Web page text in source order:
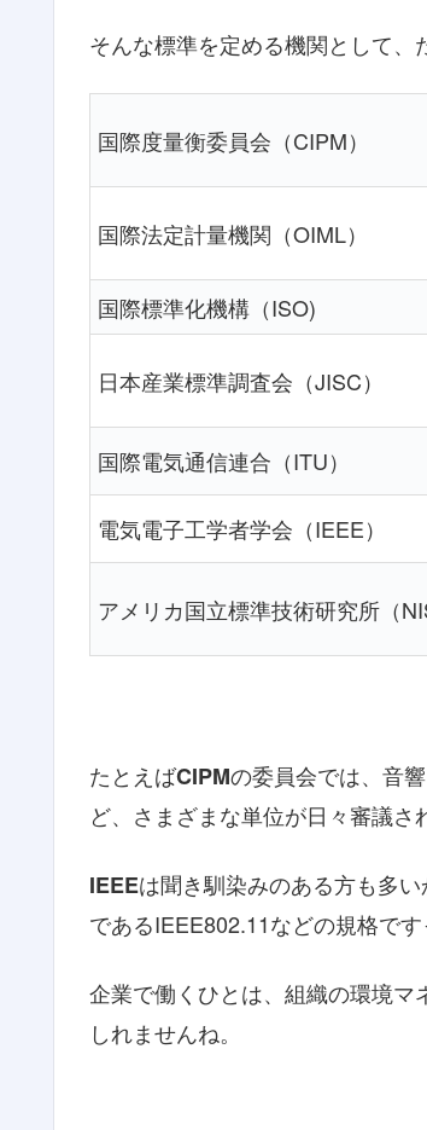
そんな標準を定める機関として、
国際度量衡委員会（CIPM）
国際法定計量機関（OIML）
国際標準化機構（ISO)
日本産業標準調査会（JISC）
国際電気通信連合（ITU）
電気電子工学者学会（IEEE）
アメリカ国立標準技術研究所（
たとえばCIPMの委員会では、音
ど、さまざまな単位が日々審議さ
IEEEは聞き馴染みのある方も多い
であるIEEE802.11などの規格です
企業で働くひとは、組織の環境マ
しれませんね。